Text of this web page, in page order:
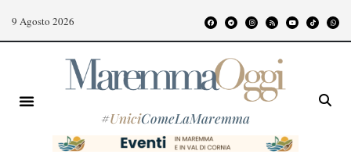
9 Agosto 2026
#UniciComeLaMaremma